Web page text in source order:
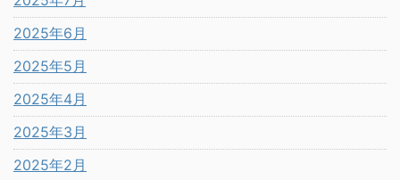
2025年6月
2025年5月
2025年4月
2025年3月
2025年2月